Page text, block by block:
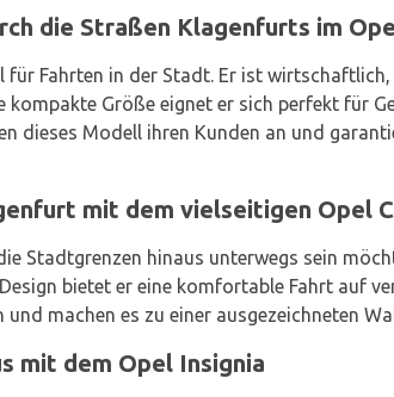
die Straßen Klagenfurts im
für Fahrten in der Stadt. Er ist
kompakte Größe eignet er sich perfekt für
dieses Modell ihren Kunden an und
mit dem vielseitigen Opel
Stadtgrenzen hinaus unterwegs sein
bietet er eine komfortable Fahrt auf
und machen es zu einer ausgezeichneten
mit dem Opel Insignia